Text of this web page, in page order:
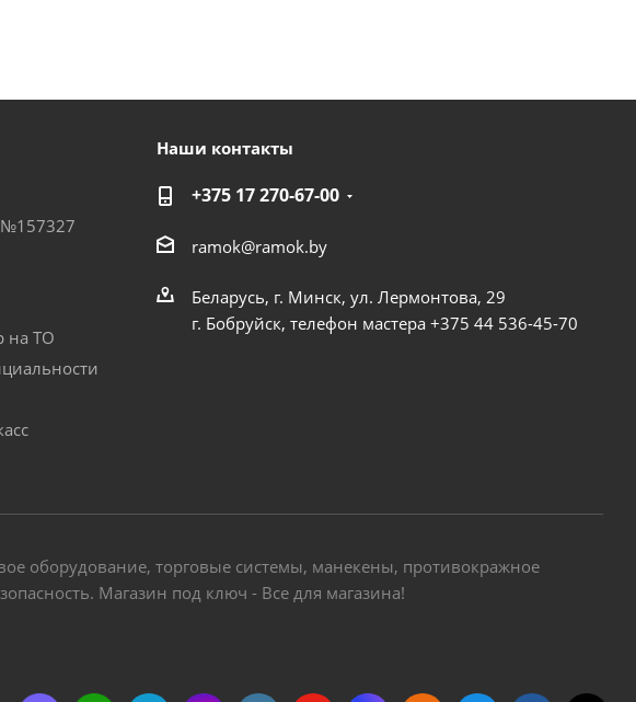
№157327
на ТО
Наши контакты
+375 17 270-67-00
ramok@ramok.by
Беларусь, г. Минск, ул. Лермонтова, 29
г. Бобруйск, телефон мастера +375 44 536-45-70
оборудование, торговые системы, манекены, противокражное
Магазин под ключ - Все для магазина!